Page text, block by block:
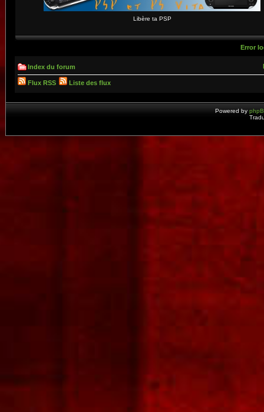
Libère ta PSP
Error
Index du forum
Flux RSS Liste des flux
Powered by